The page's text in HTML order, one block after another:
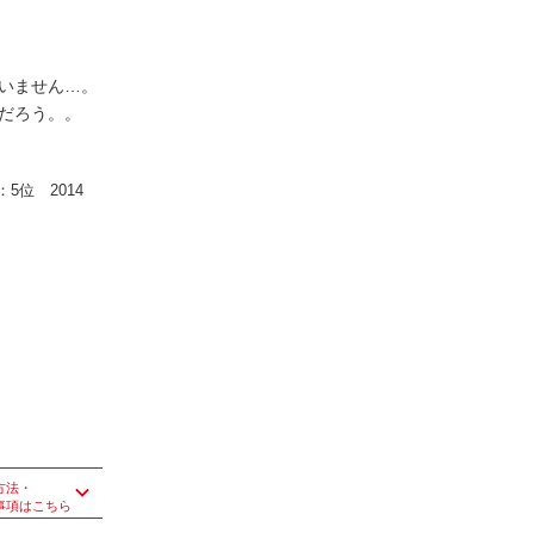
ません…。
ろう。。
5位 2014
法・
項はこちら